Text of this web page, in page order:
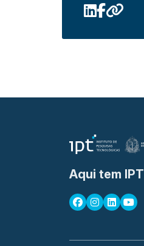
Aqui tem IPT